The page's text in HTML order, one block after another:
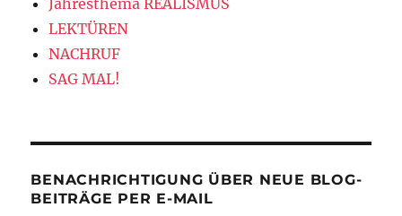
Jahresthema REALISMUS
LEKTÜREN
NACHRUF
SAG MAL!
BENACHRICHTIGUNG ÜBER NEUE BLOG-
BEITRÄGE PER E-MAIL